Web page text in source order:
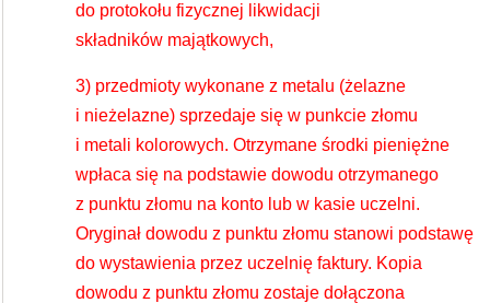
do protokołu fizycznej likwidacji
składników majątkowych,
3) przedmioty wykonane z metalu (żelazne
i nieżelazne) sprzedaje się w punkcie złomu
i metali kolorowych. Otrzymane środki pieniężne
wpłaca się na podstawie dowodu otrzymanego
z punktu złomu na konto lub w kasie uczelni.
Oryginał dowodu z punktu złomu stanowi podstawę
do wystawienia przez uczelnię faktury. Kopia
dowodu z punktu złomu zostaje dołączona